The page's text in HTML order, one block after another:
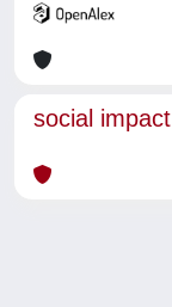
social impact